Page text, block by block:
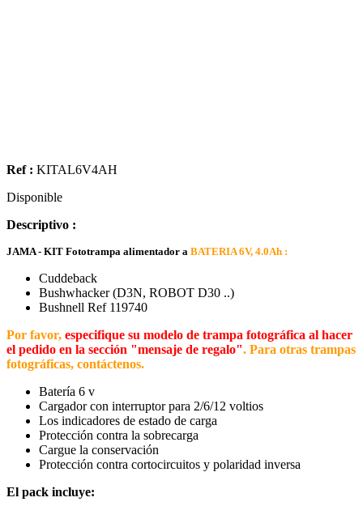
Ref : KITAL6V4AH
Disponible
Descriptivo :
JAMA - KIT Fototrampa alimentador a BATERIA 6V, 4.0Ah :
Cuddeback
Bushwhacker (D3N, ROBOT D30 ..)
Bushnell Ref 119740
Por favor, especifique su modelo de trampa fotográfica al hacer
el pedido en la sección "mensaje de regalo". Para otras trampas
fotográficas, contáctenos.
Batería 6 v
Cargador con interruptor para 2/6/12 voltios
Los indicadores de estado de carga
Protección contra la sobrecarga
Cargue la conservación
Protección contra cortocircuitos y polaridad inversa
El pack incluye: